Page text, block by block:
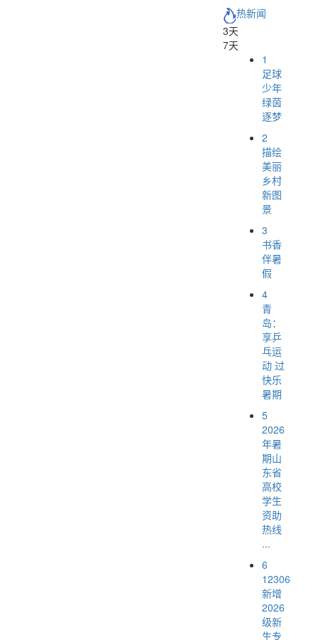
热新闻
3天
7天
1
足球
少年
绿茵
逐梦
2
描绘
美丽
乡村
新图
景
3
书香
伴暑
假
4
青
岛：
享乒
乓运
动 过
快乐
暑期
5
2026
年暑
期山
东省
高校
学生
资助
热线
...
6
12306
新增
2026
级新
生专